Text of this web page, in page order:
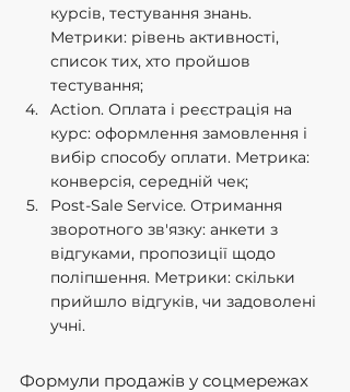
курсів, тестування знань.
Метрики: рівень активності,
список тих, хто пройшов
тестування;
Action. Оплата і реєстрація на
курс: оформлення замовлення і
вибір способу оплати. Метрика:
конверсія, середній чек;
Post-Sale Service. Отримання
зворотного зв'язку: анкети з
відгуками, пропозиції щодо
поліпшення. Метрики: скільки
прийшло відгуків, чи задоволені
учні.
Формули продажів у соцмережах